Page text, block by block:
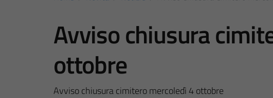
Avviso chiusura
ottobre
Avviso chiusura cimitero mercoledì 4 ottobre